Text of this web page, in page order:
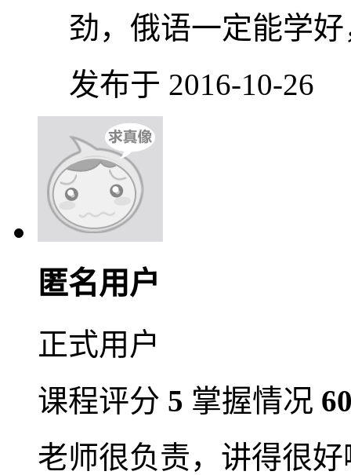
劲，俄语一定能学
发布于 2016-10-26
匿名用户
正式用户
课程评分 5 掌握情况
老师很负责，讲得很好